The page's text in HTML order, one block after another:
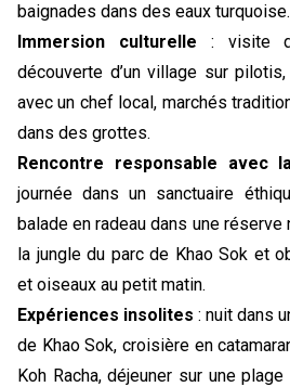
baignades dans des eaux turquoise.
Immersion culturelle : visite
découverte d’un village sur
avec un chef local, marchés
dans des grottes.
Rencontre responsable
journée dans un sanctuaire
balade en radeau dans une
la jungle du parc de Khao Sok et
et oiseaux au petit matin.
Expériences insolites : nuit dans
de Khao Sok, croisière en
Koh Racha, déjeuner sur une